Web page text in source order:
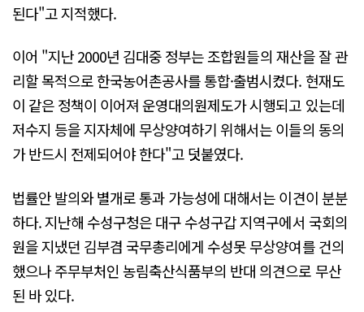
된다"고 지적했다.
이어 "지난 2000년 김대중 정부는 조합원들의 재산을 잘 관
리할 목적으로 한국농어촌공사를 통합·출범시켰다. 현재도
이 같은 정책이 이어져 운영대의원제도가 시행되고 있는데
저수지 등을 지자체에 무상양여하기 위해서는 이들의 동의
가 반드시 전제되어야 한다"고 덧붙였다.
법률안 발의와 별개로 통과 가능성에 대해서는 이견이 분분
하다. 지난해 수성구청은 대구 수성구갑 지역구에서 국회의
원을 지냈던 김부겸 국무총리에게 수성못 무상양여를 건의
했으나 주무부처인 농림축산식품부의 반대 의견으로 무산
된 바 있다.